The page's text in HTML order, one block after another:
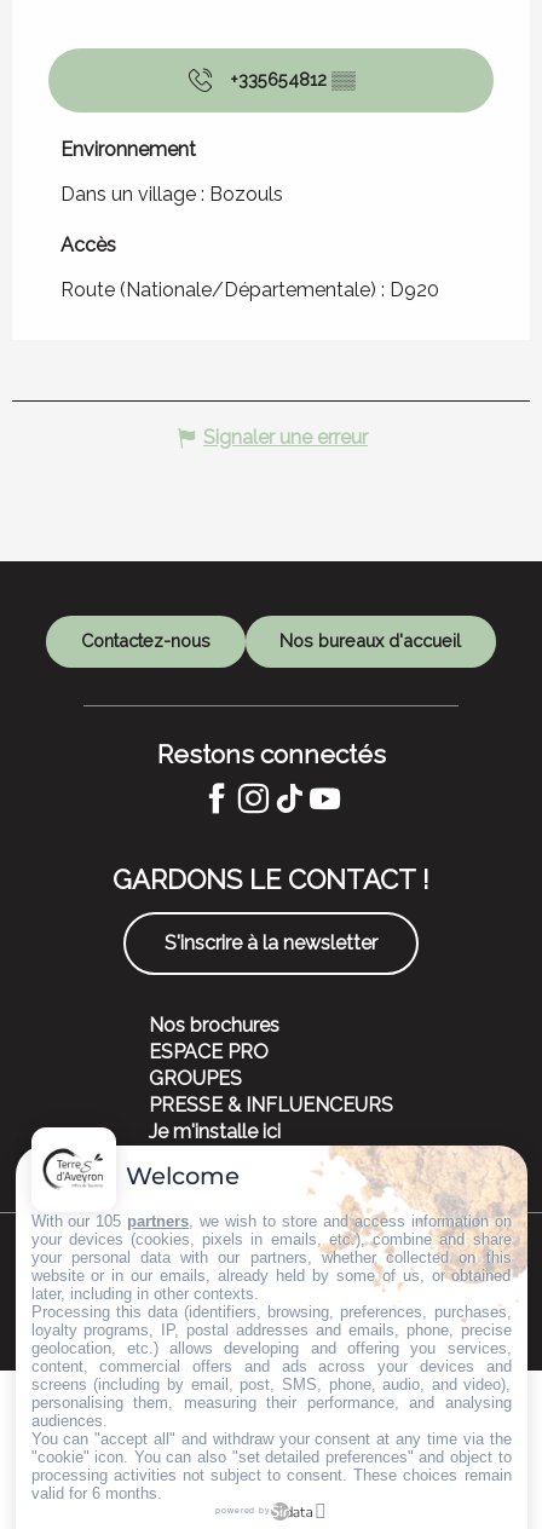
+335654812 ▒▒
Environnement
Environnement
Dans un village : Bozouls
Accès
Accès
Route (Nationale/Départementale) : D920
Signaler une erreur
Contactez-nous Nos bureaux d'accueil
Restons connectés
GARDONS LE CONTACT !
S'inscrire à la newsletter
Nos brochures
ESPACE PRO
GROUPES
PRESSE & INFLUENCEURS
Je m'installe ici
©Copyright 2023 Mentions légalesPartenaires
Welcome
With our 105 partners , we wish to store and access information on
your devices (cookies, pixels in emails, etc.), combine and share
your personal data with our partners, whether collected on this
website or in our emails, already held by some of us, or obtained
later, including in other contexts.
Processing this data (identifiers, browsing, preferences, purchases,
loyalty programs, IP, postal addresses and emails, phone, precise
geolocation, etc.) allows developing and offering you services,
content, commercial offers and ads across your devices and
screens (including by email, post, SMS, phone, audio, and video),
personalising them, measuring their performance, and analysing
audiences.
You can "accept all" and withdraw your consent at any time via the
"cookie" icon . You can also "set detailed preferences" and object to
processing activities not subject to consent. These choices remain
valid for 6 months.
powered by